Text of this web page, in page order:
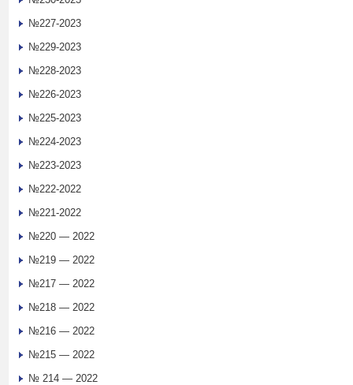
№227-2023
№229-2023
№228-2023
№226-2023
№225-2023
№224-2023
№223-2023
№222-2022
№221-2022
№220 — 2022
№219 — 2022
№217 — 2022
№218 — 2022
№216 — 2022
№215 — 2022
№ 214 — 2022